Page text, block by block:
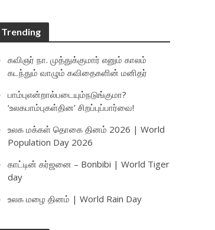
Trending
கவிஞர் நா. முத்துக்குமார் எனும் காலம்
கடந்தும் வாழும் கவிதைகளின் மனிதர்
பாம்புஎன்றால்படையும்நடுங்குமா?
‘உலகபாம்புகள்தின’ சிறப்புப்பார்வை!
உலக மக்கள் தொகை தினம் 2026 | World
Population Day 2026
காட்டின் கர்ஜனை – Bonbibi | World Tiger
day
உலக மழை தினம் | World Rain Day